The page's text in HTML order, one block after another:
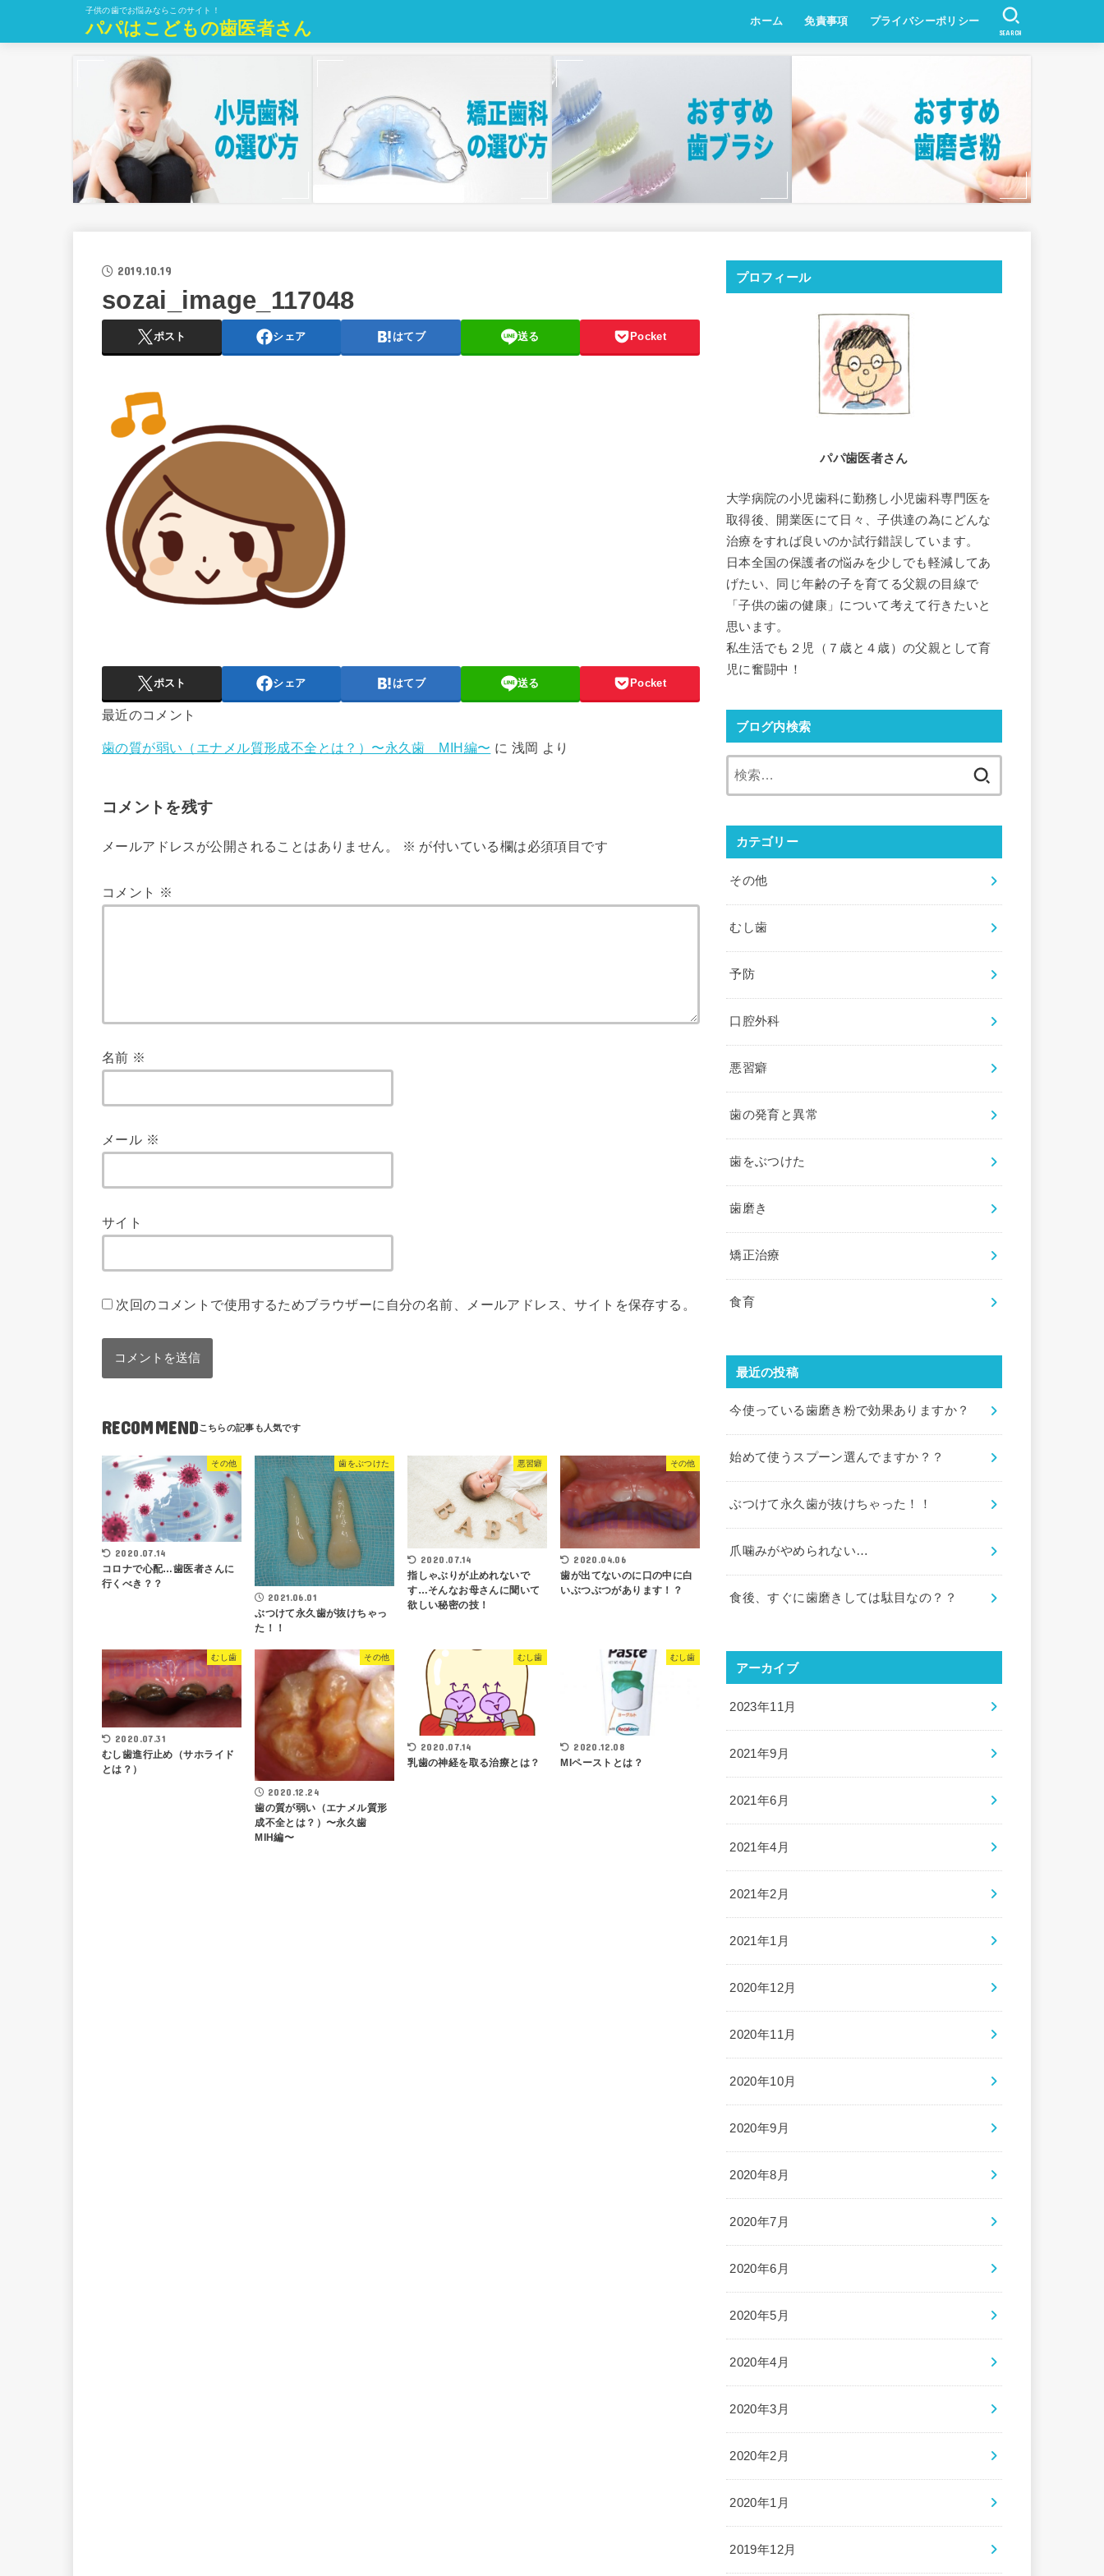
子供の歯でお悩みならこのサイト！
パパはこどもの歯医者さん ホーム 免責事項 プライバシーポリシー
SEARCH
2019.10.19
sozai_image_117048
ポスト シェア はてブ 送る Pocket
ポスト シェア はてブ 送る Pocket
最近のコメント
歯の質が弱い（エナメル質形成不全とは？）〜永久歯 MIH編〜 に 浅岡 より
コメントを残す
メールアドレスが公開されることはありません。 ※ が付いている欄は必須項目です
コメント ※
名前 ※
メール ※
サイト
次回のコメントで使用するためブラウザーに自分の名前、メールアドレス、サイトを保存する。
RECOMMEND
その他
2020.07.14
コロナで心配…歯医者さんに
行くべき？？
歯をぶつけた
2021.06.01
ぶつけて永久歯が抜けちゃっ
た！！
悪習癖
2020.07.14
指しゃぶりが止めれないで
す…そんなお母さんに聞いて
欲しい秘密の技！
その他
2020.04.06
歯が出てないのに口の中に白
いぶつぶつがあります！？
むし歯
2020.07.31
むし歯進行止め（サホライド
とは？）
その他
2020.12.24
歯の質が弱い（エナメル質形
成不全とは？）〜永久歯
MIH編〜
むし歯
2020.07.14
乳歯の神経を取る治療とは？
むし歯
2020.12.08
MIペーストとは？
プロフィール
パパ歯医者さん
大学病院の小児歯科に勤務し小児歯科専門医を
取得後、開業医にて日々、子供達の為にどんな
治療をすれば良いのか試行錯誤しています。
日本全国の保護者の悩みを少しでも軽減してあ
げたい、同じ年齢の子を育てる父親の目線で
「子供の歯の健康」について考えて行きたいと
思います。
私生活でも２児（７歳と４歳）の父親として育
児に奮闘中！
ブログ内検索
カテゴリー
その他
むし歯
予防
口腔外科
悪習癖
歯の発育と異常
歯をぶつけた
歯磨き
矯正治療
食育
最近の投稿
今使っている歯磨き粉で効果ありますか？
始めて使うスプーン選んでますか？？
ぶつけて永久歯が抜けちゃった！！
爪噛みがやめられない…
食後、すぐに歯磨きしては駄目なの？？
アーカイブ
2023年11月
2021年9月
2021年6月
2021年4月
2021年2月
2021年1月
2020年12月
2020年11月
2020年10月
2020年9月
2020年8月
2020年7月
2020年6月
2020年5月
2020年4月
2020年3月
2020年2月
2020年1月
2019年12月